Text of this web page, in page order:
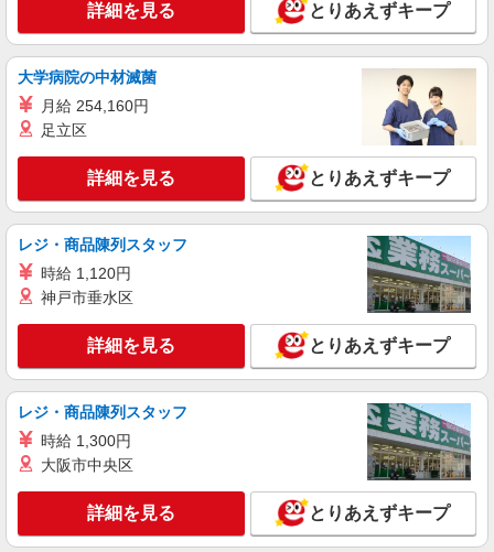
詳細を見る とりあえずキープ
大学病院の中材滅菌
月給 254,160円
足立区
詳細を見る とりあえずキープ
レジ・商品陳列スタッフ
時給 1,120円
神戸市垂水区
詳細を見る とりあえずキープ
レジ・商品陳列スタッフ
時給 1,300円
大阪市中央区
詳細を見る とりあえずキープ